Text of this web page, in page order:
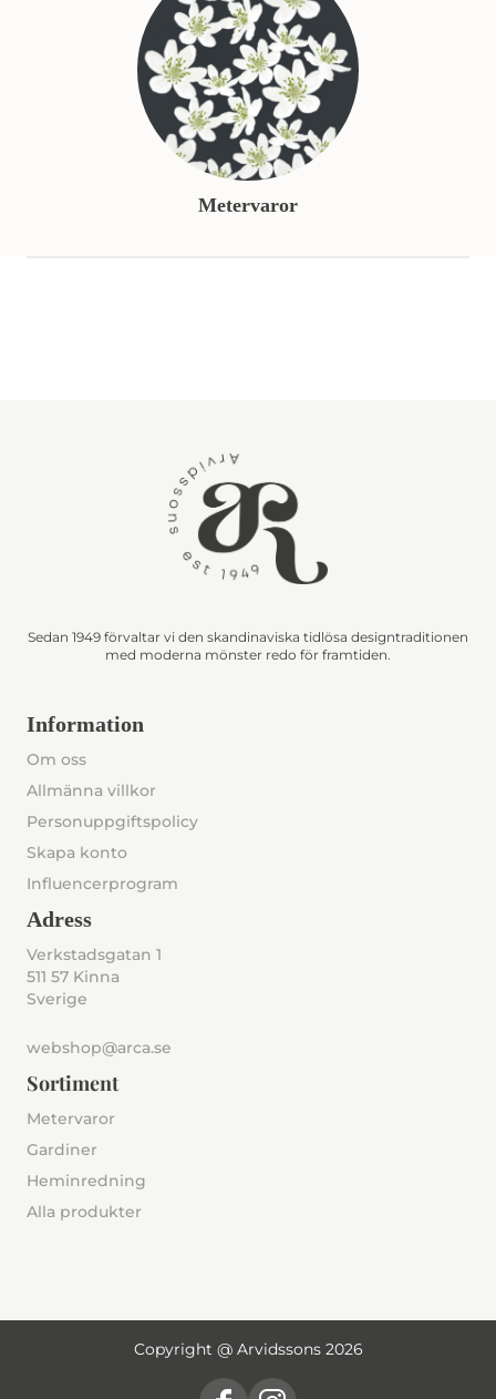
Metervaror
Sedan 1949 förvaltar vi den skandinaviska tidlösa designtraditionen
med moderna mönster redo för framtiden.
Information
Om oss
Allmänna villkor
Personuppgiftspolicy
Skapa konto
Influencerprogram
Adress
Verkstadsgatan 1
511 57 Kinna
Sverige
webshop@arca.se
Sortiment
Metervaror
Gardiner
Heminredning
Alla produkter
Copyright @ Arvidssons 2026